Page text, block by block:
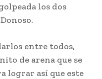
los dos
entre todos,
de arena que se
lograr así que este